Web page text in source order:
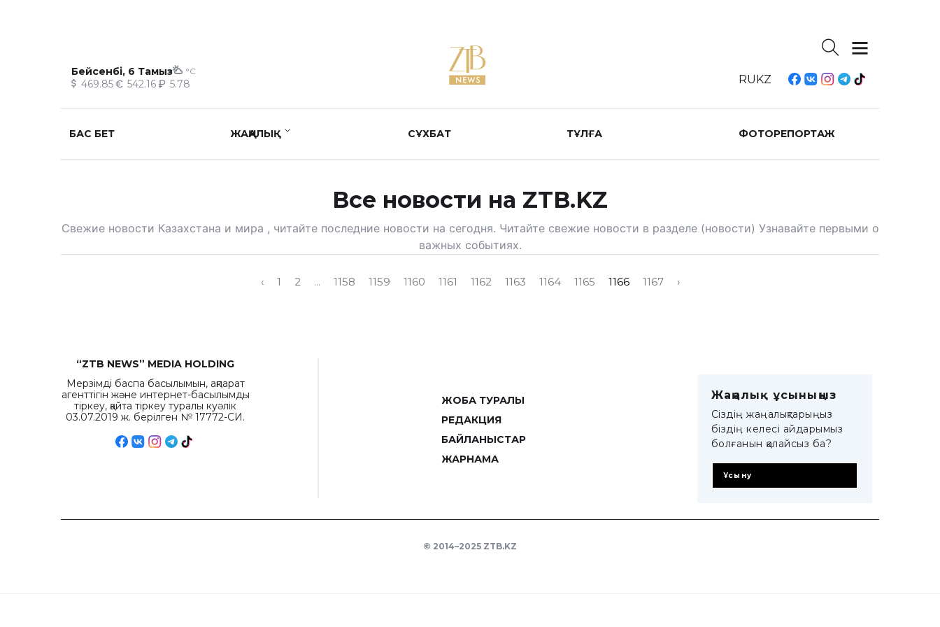
Бейсенбі, 6 Тамыз °C
469.85 542.16 5.78 RUKZ
БАС БЕТ ЖАҢАЛЫҚ СҰХБАТ ТҰЛҒА ФОТОРЕПОРТАЖ
Все новости на ZTB.KZ
Свежие новости Казахстана и мира , читайте последние новости на сегодня. Читайте свежие новости в разделе (новости) Узнавайте первыми о
важных событиях.
‹ 1 2 ... 1158 1159 1160 1161 1162 1163 1164 1165 1166 1167 ›
“ZTB NEWS” MEDIA HOLDING
Мерзімді баспа басылымын, ақпарат
агенттігін және интернет-басылымды
тіркеу, қайта тіркеу туралы куәлік
03.07.2019 ж. берілген № 17772-СИ.
ЖОБА ТУРАЛЫ
РЕДАКЦИЯ
БАЙЛАНЫСТАР
ЖАРНАМА
Жаңалық ұсыныңыз
Сіздің жаңалықтарыңыз
біздің келесі айдарымыз
болғанын қалайсыз ба?
Ұсыну
© 2014–2025 ZTB.KZ